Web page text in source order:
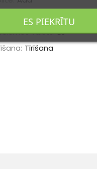
veids: Uzvelkami
valsts: ES
Tīrīšana
ES PIEKRĪTU